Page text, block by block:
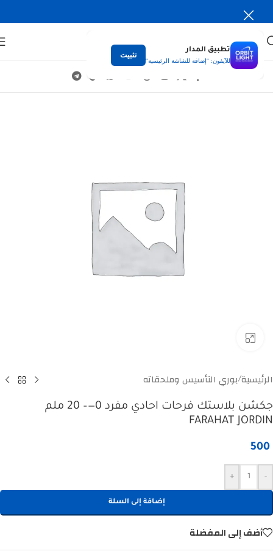
تطبيق المدار
للآيفون: "إضافة للشاشة الرئيسية"
تثبيت
الرئيسية/بوري التأسيس وملحقاته
جكشن بلاستك فرحات احادي مفرد 0—– 20 ملم
FARAHAT JORDIN
500
-
+
إضافة إلى السلة
أضف إلى المفضلة